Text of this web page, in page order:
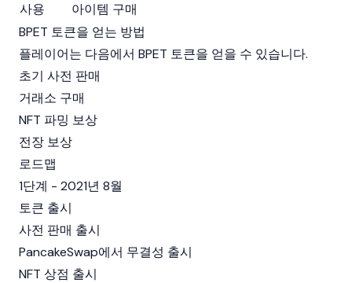
사용
아이템 구매
BPET 토큰을 얻는 방법
플레이어는 다음에서 BPET 토큰을 얻을 수 있습니다.
초기 사전 판매
거래소 구매
NFT 파밍 보상
전장 보상
로드맵
1단계 - 2021년 8월
토큰 출시
사전 판매 출시
PancakeSwap에서 무결성 출시
NFT 상점 출시